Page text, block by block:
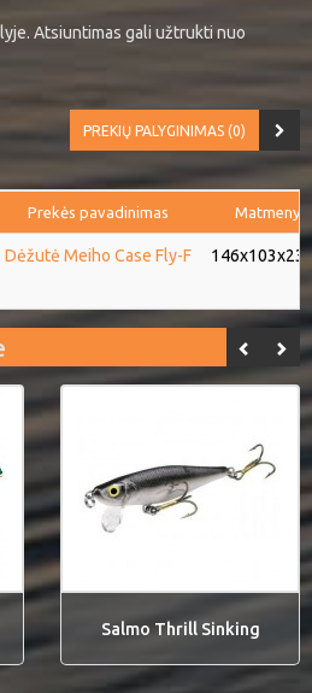
Atsiuntimas gali užtrukti nuo
PREKIŲ PALYGINIMAS (0)
Prekės pavadinimas Matmenys
Dėžutė Meiho Case Fly-F
Salmo Thrill Sinking